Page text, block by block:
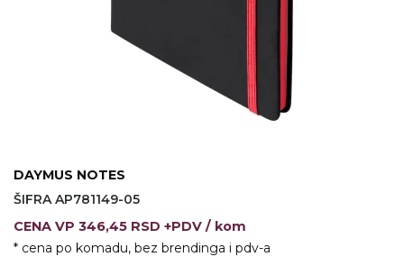
VINO I BAR
ALAT
ŠOLJE
LAMPE
USB
TEHNOLOGIJA
KOŠULJE
TEKSTIL
DAYMUS NOTES
ŠIFRA AP781149-05
CENA VP 346,45 RSD +PDV / kom
* cena po komadu, bez brendinga i pdv-a